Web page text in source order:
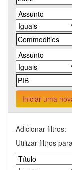
Iniciar uma
Adicionar filtros:
Utilizar filtros